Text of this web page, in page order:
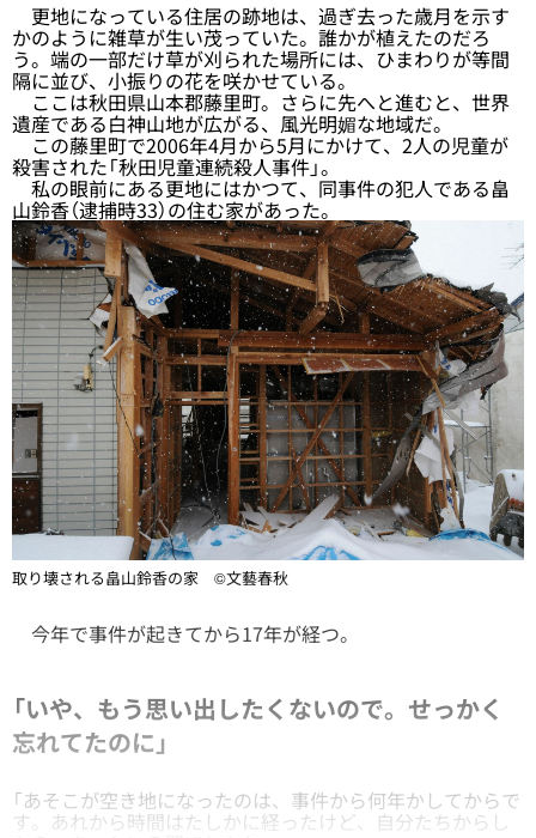
更地になっている住居の跡地は、過ぎ去った歳月を示す
かのように雑草が生い茂っていた。誰かが植えたのだろ
う。端の一部だけ草が刈られた場所には、ひまわりが等間
隔に並び、小振りの花を咲かせている。
ここは秋田県山本郡藤里町。さらに先へと進むと、世界
遺産である白神山地が広がる、風光明媚な地域だ。
この藤里町で2006年4月から5月にかけて、2人の児童が
殺害された「秋田児童連続殺人事件」。
私の眼前にある更地にはかつて、同事件の犯人である畠
山鈴香（逮捕時33）の住む家があった。
取り壊される畠山鈴香の家 ©文藝春秋
今年で事件が起きてから17年が経つ。
「いや、もう思い出したくないので。せっかく
忘れてたのに」
「あそこが空き地になったのは、事件から何年かしてからで
す。あれから時間はたしかに経ったけど、自分たちからし